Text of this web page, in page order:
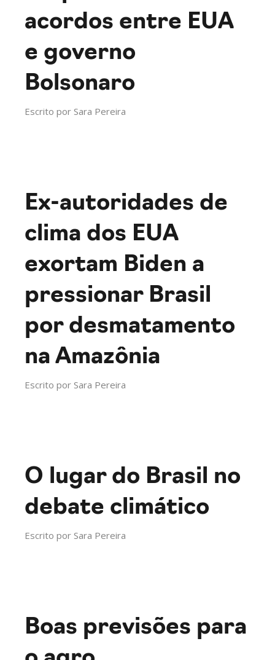
acordos entre EUA
e governo
Bolsonaro
Escrito por Sara Pereira
Ex-autoridades de
clima dos EUA
exortam Biden a
pressionar Brasil
por desmatamento
na Amazônia
Escrito por Sara Pereira
O lugar do Brasil no
debate climático
Escrito por Sara Pereira
Boas previsões para